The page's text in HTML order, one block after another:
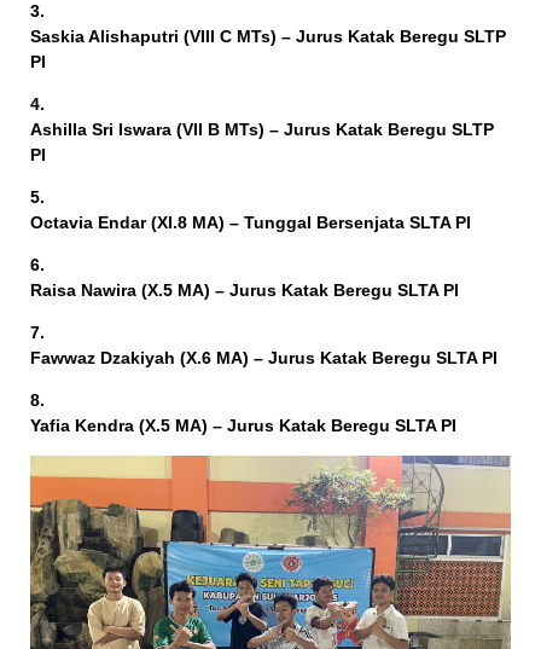
Saskia Alishaputri (VIII C MTs) – Jurus Katak Beregu SLTP
PI
Ashilla Sri Iswara (VII B MTs) – Jurus Katak Beregu SLTP
PI
Octavia Endar (XI.8 MA) – Tunggal Bersenjata SLTA PI
Raisa Nawira (X.5 MA) – Jurus Katak Beregu SLTA PI
Fawwaz Dzakiyah (X.6 MA) – Jurus Katak Beregu SLTA PI
Yafia Kendra (X.5 MA) – Jurus Katak Beregu SLTA PI